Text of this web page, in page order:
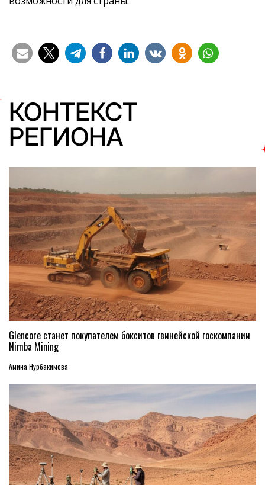
КОНТЕКСТ
РЕГИОНА
Glencore станет покупателем бокситов гвинейской госкомпании
Nimba Mining
Амина Нурбакимова